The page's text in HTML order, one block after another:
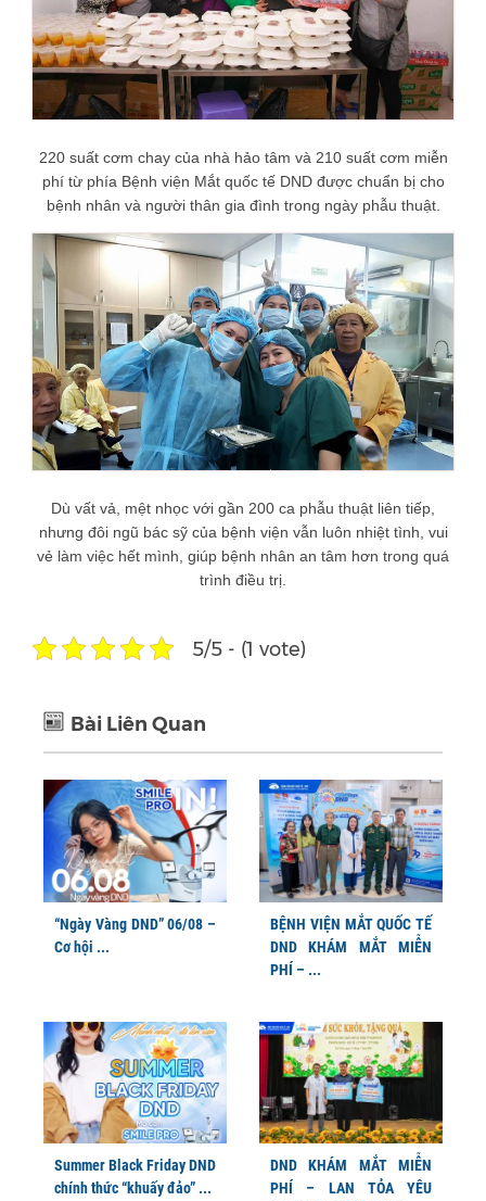
220 suất cơm chay của nhà hảo tâm và 210 suất cơm miễn
phí từ phía Bệnh viện Mắt quốc tế DND được chuẩn bị cho
bệnh nhân và người thân gia đình trong ngày phẫu thuật.
Dù vất vả, mệt nhọc với gần 200 ca phẫu thuật liên tiếp,
nhưng đôi ngũ bác sỹ của bệnh viện vẫn luôn nhiệt tình, vui
vẻ làm việc hết mình, giúp bệnh nhân an tâm hơn trong quá
trình điều trị.
5/5 - (1 vote)
Bài Liên Quan
“Ngày Vàng DND” 06/08 –
Cơ hội ...
BỆNH VIỆN MẮT QUỐC TẾ
DND KHÁM MẮT MIỄN
PHÍ – ...
Summer Black Friday DND
chính thức “khuấy đảo” ...
DND KHÁM MẮT MIỄN
PHÍ – LAN TỎA YÊU